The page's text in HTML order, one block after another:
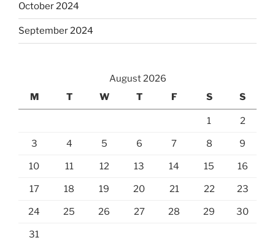
October 2024
September 2024
August 2026
M
T W T F S S
1 2
3 4 5 6 7 8 9
10 11 12 13 14 15 16
17 18 19 20 21 22 23
24 25 26 27 28 29 30
31